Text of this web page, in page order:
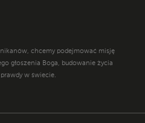
chcemy podejmować misję
głoszenia Boga, budowanie życia
w świecie.